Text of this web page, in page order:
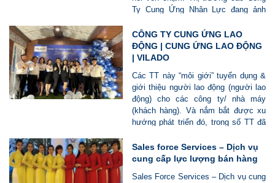
phúc lợi. Vì Lao Động có thể ủy
tuyển dụng, điều hành, đánh giá,
quyết định mức lương – thưởng – kỷ
luật – phúc lợi, hoặc thậm chí chi trả
lương, thưởng, phúc lợi cho người
lao động trên danh nghĩa của Vì Lao
Động. Nhờ đó, Doanh nghiệp vẫn chủ
động hoàn toàn về nhân sự, trong khi
Vì Lao Động đảm bảo tính tuân thủ
vận hành hợp pháp – linh hoạt – hiệu
quả.
Ty Cung Ứng Nhân Lực đang ảnh
hàng nước ngoài. Doanh Nghiệp
nhận diện cần nhận diện mối nguy và
hành động "cũng cố" trong thời kỳ
CÔNG TY CUNG ỨNG LAO
ĐỘNG | CUNG ỨNG LAO ĐỘNG
| VILADO
Các TT này “môi giới” tuyển dụng &
giới thiệu người lao động (người lao
động) cho các công ty/ nhà máy
(khách hàng). Và nắm bắt được xu
hướng phát triển đó, trong số TT đã
động bán chuyên nghiệp và chuyển
đổi sang hình thức dịch vụ CUNG
Sales force Services – Dịch vụ
cung cấp lực lượng bán hàng
Sales Force Services – Dịch vụ cung